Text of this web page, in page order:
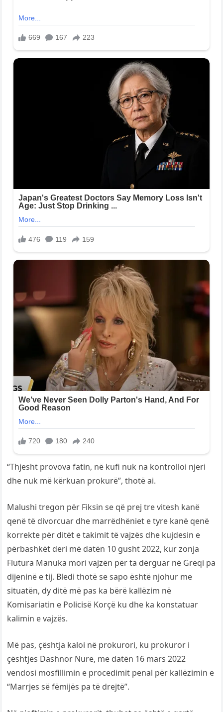
“Thjesht provova fatin, në kufi nuk na kontrolloi njeri
dhe nuk më kërkuan prokurë”, thotë ai.
Malushi tregon për Fiksin se që prej tre vitesh kanë
qenë të divorcuar dhe marrëdhëniet e tyre kanë qenë
korrekte për ditët e takimit të vajzës dhe kujdesin e
përbashkët deri më datën 10 gusht 2022, kur zonja
Flutura Manuka mori vajzën për ta dërguar në Greqi pa
dijeninë e tij. Bledi thotë se sapo është njohur me
situatën, dy ditë më pas ka bërë kallëzim në
Komisariatin e Policisë Korçë ku dhe ka konstatuar
kalimin e vajzës.
Më pas, çështja kaloi në prokurori, ku prokuror i
çështjes Dashnor Nure, me datën 16 mars 2022
vendosi mosfillimin e procedimit penal për kallëzimin e
“Marrjes së fëmijës pa të drejtë”.